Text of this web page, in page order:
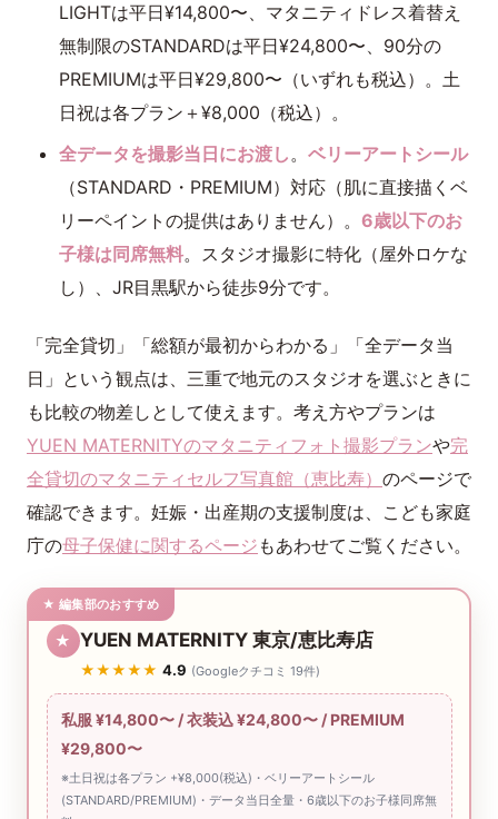
LIGHTは平日¥14,800〜、マタニティドレス着替え
無制限のSTANDARDは平日¥24,800〜、90分の
PREMIUMは平日¥29,800〜（いずれも税込）。土
日祝は各プラン＋¥8,000（税込）。
全データを撮影当日にお渡し 。 ベリーアートシール
（STANDARD・PREMIUM）対応（肌に直接描くベ
リーペイントの提供はありません）。 6歳以下のお
子様は同席無料。スタジオ撮影に特化（屋外ロケな
し）、JR目黒駅から徒歩9分です。
「完全貸切」「総額が最初からわかる」「全データ当
日」という観点は、三重で地元のスタジオを選ぶときに
も比較の物差しとして使えます。考え方やプランは
YUEN MATERNITYのマタニティフォト撮影プランや完
全貸切のマタニティセルフ写真館（恵比寿） のページで
確認できます。妊娠・出産期の支援制度は、こども家庭
庁の母子保健に関するページ もあわせてご覧ください。
★ 編集部のおすすめ
★ YUEN MATERNITY 東京/恵比寿店
★★★★★ 4.9 (Googleクチコミ 19件)
私服 ¥14,800〜 / 衣装込 ¥24,800〜 / PREMIUM
¥29,800〜
※土日祝は各プラン +¥8,000(税込)・ベリーアートシール
(STANDARD/PREMIUM)・データ当日全量・6歳以下のお子様同席無